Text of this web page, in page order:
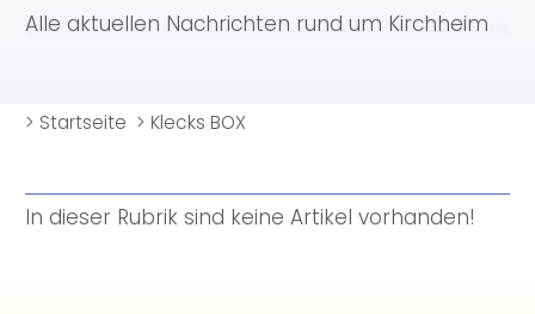
Alle aktuellen Nachrichten rund um Kirchheim
> Startseite > Klecks BOX
In dieser Rubrik sind keine Artikel vorhanden!